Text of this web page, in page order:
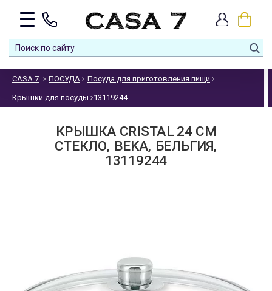
CASA 7 ПОСУДА Посуда для приготовления пищи
Крышки для посуды 13119244
КРЫШКА CRISTAL 24 СМ
СТЕКЛО, BEKA, БЕЛЬГИЯ,
13119244